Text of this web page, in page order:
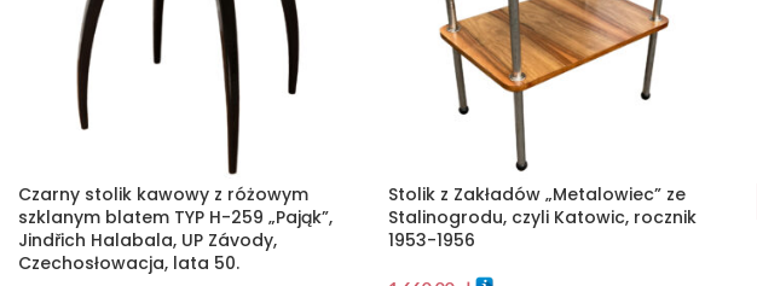
Czarny stolik kawowy z różowym
szklanym blatem TYP H-259 „Pająk”,
Jindřich Halabala, UP Závody,
Czechosłowacja, lata 50.
Stolik z Zakładów „Metalowiec” ze
Stalinogrodu, czyli Katowic, rocznik
1953-1956